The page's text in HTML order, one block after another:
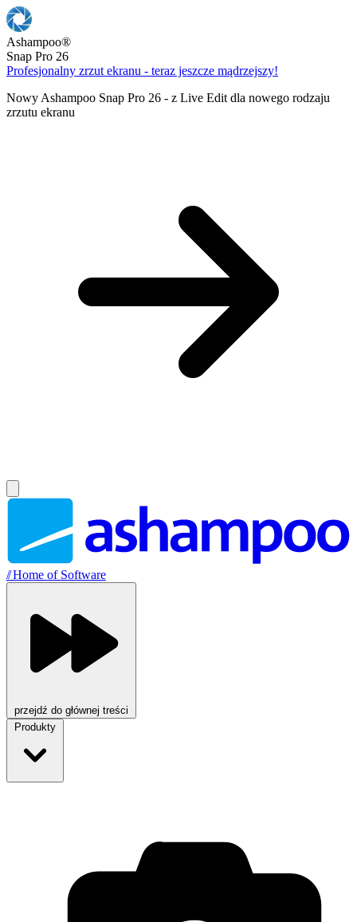
Ashampoo®
Snap Pro 26
Profesjonalny zrzut ekranu - teraz jeszcze mądrzejszy!
Nowy Ashampoo Snap Pro 26 - z Live Edit dla nowego rodzaju
zrzutu ekranu
//Home of Software
przejdź do głównej treści
Produkty